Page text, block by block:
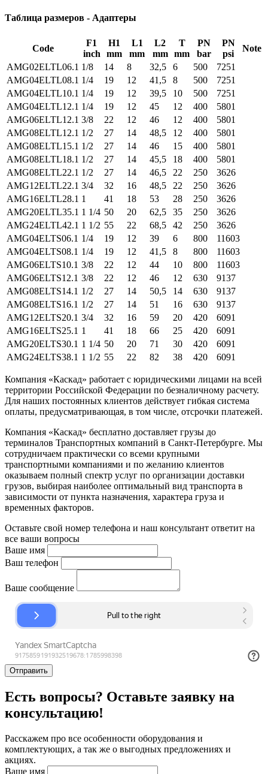
Таблица размеров - Адаптеры
Code
F1
inch
H1
mm
L1
mm
L2
mm
T
mm
PN
bar
PN
psi
Note
AMG02ELTL06.1 1/8 14 8 32,5 6 500
7251
AMG04ELTL08.1 1/4 19 12 41,5 8 500
7251
AMG04ELTL10.1 1/4 19 12 39,5 10 500
7251
AMG04ELTL12.1 1/4 19 12 45 12 400
5801
AMG06ELTL12.1 3/8 22 12 46 12 400
5801
AMG08ELTL12.1 1/2 27 14 48,5 12 400
5801
AMG08ELTL15.1 1/2 27 14 46 15 400
5801
AMG08ELTL18.1 1/2 27 14 45,5 18 400
5801
AMG08ELTL22.1 1/2 27 14 46,5 22 250
3626
AMG12ELTL22.1 3/4 32 16 48,5 22 250
3626
AMG16ELTL28.1 1 41 18 53 28 250
3626
AMG20ELTL35.1 1 1/4 50 20 62,5 35 250
3626
AMG24ELTL42.1 1 1/2 55 22 68,5 42 250
3626
AMG04ELTS06.1 1/4 19 12 39 6 800
11603
AMG04ELTS08.1 1/4 19 12 41,5 8 800
11603
AMG06ELTS10.1 3/8 22 12 44 10 800
11603
AMG06ELTS12.1 3/8 22 12 46 12 630
9137
AMG08ELTS14.1 1/2 27 14 50,5 14 630
9137
AMG08ELTS16.1 1/2 27 14 51 16 630
9137
AMG12ELTS20.1 3/4 32 16 59 20 420
6091
AMG16ELTS25.1 1 41 18 66 25 420
6091
AMG20ELTS30.1 1 1/4 50 20 71 30 420
6091
AMG24ELTS38.1 1 1/2 55 22 82 38 420 6091
Компания «Каскад» работает с юридическими лицами на всей
территории Российской Федерации по безналичному расчету.
Для наших постоянных клиентов действует гибкая система
оплаты, предусматривающая, в том числе, отсрочки платежей.
Компания «Каскад» бесплатно доставляет грузы до
терминалов Транспортных компаний в Санкт-Петербурге. Мы
сотрудничаем практически со всеми крупными
транспортными компаниями и по желанию клиентов
оказываем полный спектр услуг по организации доставки
грузов, выбирая наиболее оптимальный вид транспорта в
зависимости от пункта назначения, характера груза и
временных факторов.
Оставьте свой номер телефона и наш консультант ответит на
все ваши вопросы
Ваше имя
Ваш телефон
Ваше сообщение
Отправить
Есть вопросы? Оставьте заявку на
консультацию!
Расскажем про все особенности оборудования и
комплектующих, а так же о выгодных предложениях и
акциях.
Ваше имя